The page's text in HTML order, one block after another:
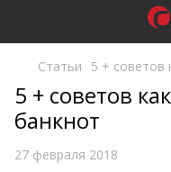
Статьи 5 + советов
5 + советов
банкнот
27 февраля 2018